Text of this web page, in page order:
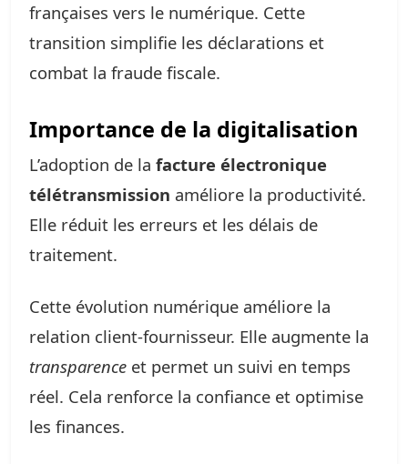
françaises vers le numérique. Cette
transition simplifie les déclarations et
combat la fraude fiscale.
Importance de la digitalisation
L’adoption de la facture électronique
télétransmission améliore la productivité.
Elle réduit les erreurs et les délais de
traitement.
Cette évolution numérique améliore la
relation client-fournisseur. Elle augmente la
transparence et permet un suivi en temps
réel. Cela renforce la confiance et optimise
les finances.